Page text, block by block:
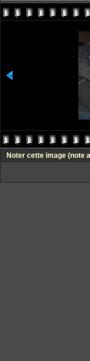
Noter cette image (note